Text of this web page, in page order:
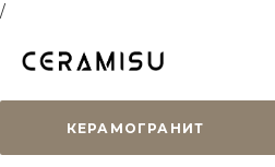
/
КЕРАМОГРАНИТ